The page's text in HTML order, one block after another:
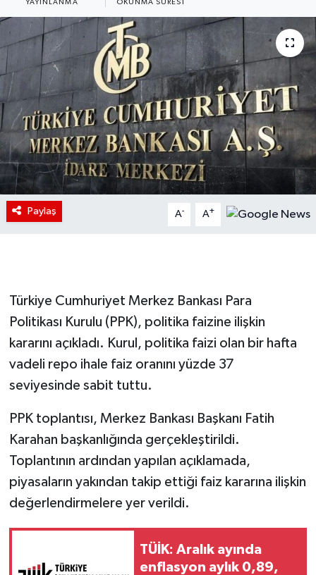
YAYINLANMA OKUNMA SÜRESI
Paylaş A- A+
Türkiye Cumhuriyet Merkez Bankası Para
Politikası Kurulu (PPK), politika faizine ilişkin
kararını açıkladı. Kurul, politika faizi olan bir hafta
vadeli repo ihale faiz oranını yüzde 37
seviyesinde sabit tuttu.
PPK toplantısı, Merkez Bankası Başkanı Fatih
Karahan başkanlığında gerçekleştirildi.
Toplantının ardından yapılan açıklamada,
piyasaların yakından takip ettiği faiz kararına ilişkin
değerlendirmelere yer verildi.
TÜİK: Aralık ayında
enflasyon aylık 0,89,